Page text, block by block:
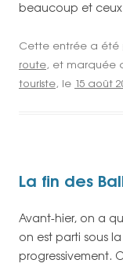
beaucoup et
Cette entrée a été
route, et marquée
touriste, le 15 août
La fin des
Avant-hier, on a
on est parti sous
progressivement.